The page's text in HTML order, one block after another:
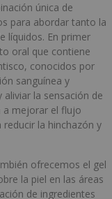
única de
para abordar tanto la
líquidos. En primer
oral que contiene
conocidos por
sanguínea y
la sensación de
a mejorar el flujo
la hinchazón y
ofrecemos el gel
la piel en las áreas
de ingredientes